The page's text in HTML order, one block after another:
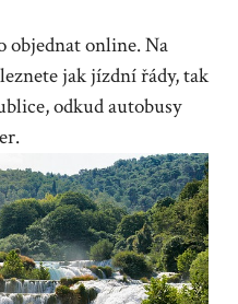
objednat online. Na
jak jízdní řády, tak
odkud autobusy